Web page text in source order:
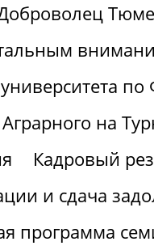
по
на
Кадровый
и сдача
программа